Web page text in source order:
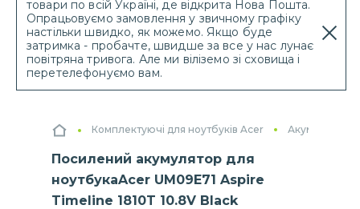
товари по всій Україні, де відкрита Нова Пошта.
Опрацьовуємо замовлення у звичному графіку
настільки швидко, як можемо. Якщо буде
затримка - пробачте, швидше за все у нас лунає
повітряна тривога. Але ми віліземо зі сховища і
перетелефонуємо вам.
Комплектуючі для ноутбуків Acer Акумулятори
Посилений акумулятор для
ноутбукаAcer UM09E71 Aspire
Timeline 1810T 10.8V Black